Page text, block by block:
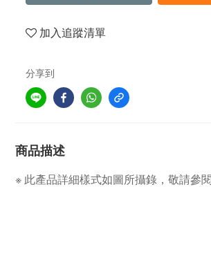
加入追蹤清單
分享到
商品描述
※ 此產品詳細樣式如圖所攝錄，敬請參閱